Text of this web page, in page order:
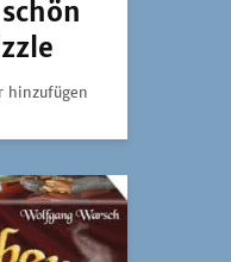
hinzufügen